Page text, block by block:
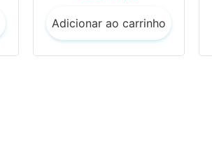
Adicionar ao carrinho